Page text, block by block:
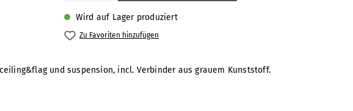
Wird auf Lager produziert
Zu Favoriten hinzufügen
und suspension, incl. Verbinder aus grauem Kunststoff.